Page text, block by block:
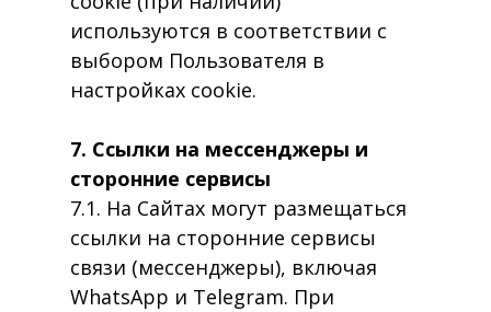
используются в соответствии с
выбором Пользователя в
настройках cookie.
7. Ссылки на мессенджеры и
сторонние сервисы
7.1. На Сайтах могут размещаться
ссылки на сторонние сервисы
связи (мессенджеры), включая
WhatsApp и Telegram. При